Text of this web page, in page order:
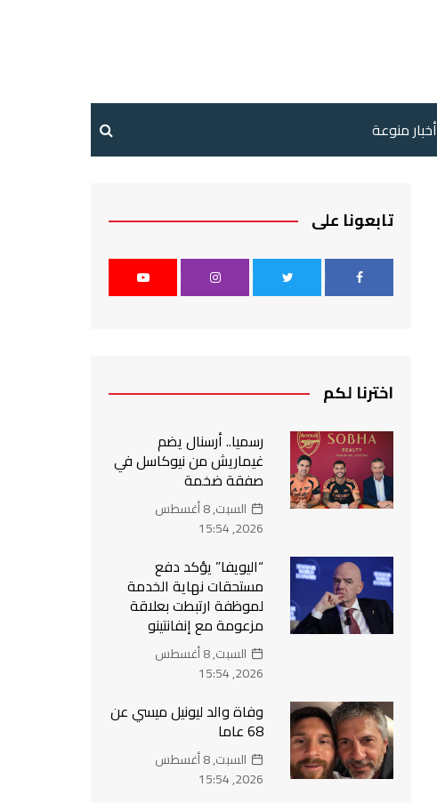
أخبار منوعة
تابعونا على
اخترنا لكم
رسميا.. أرسنال يضم
غيماريش من نيوكاسل في
صفقة ضخمة
السبت, 8 أغسطس
2026, 15:54
“اليويفا” يؤكد دفع
مستحقات نهاية الخدمة
لموظفة ارتبطت بعلاقة
مزعومة مع إنفانتينو
السبت, 8 أغسطس
2026, 15:54
وفاة والد ليونيل ميسي عن
68 عاما
السبت, 8 أغسطس
2026, 15:54